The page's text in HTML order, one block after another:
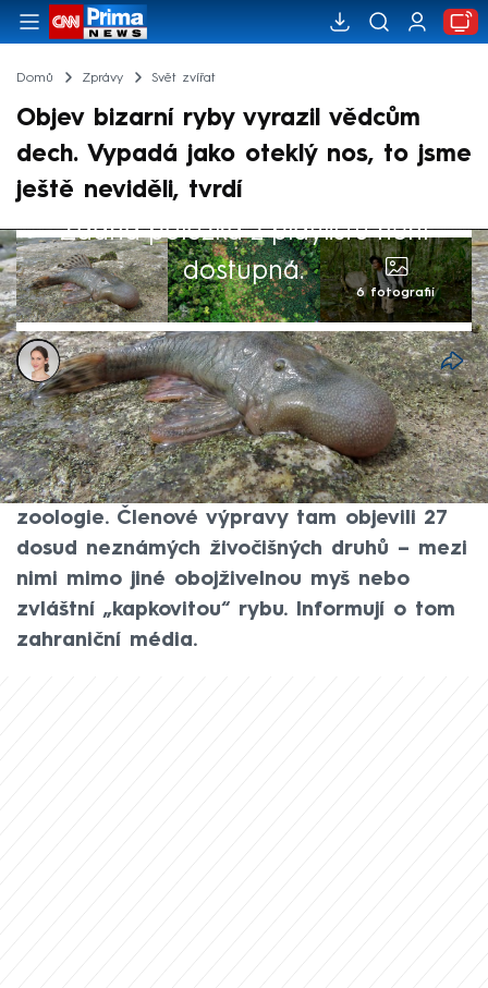
Domů Zprávy Svět zvířat
Objev bizarní ryby vyrazil vědcům
dech. Vypadá jako oteklý nos, to jsme
ještě neviděli, tvrdí
Žádná položka z playlistu není
dostupná.
6 fotografií
Ivana Syrovátková
22. pro 2024, 15:09
Vědecká expedice americké neziskové
organizace Conservation International do
Peru přinesla přelomové objevy v oblasti
zoologie. Členové výpravy tam objevili 27
dosud neznámých živočišných druhů – mezi
nimi mimo jiné obojživelnou myš nebo
zvláštní „kapkovitou“ rybu. Informují o tom
zahraniční média.